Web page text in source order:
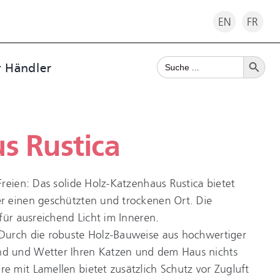
EN FR
Händler
Search
for:
Search Button
Rustica
Das solide Holz-Katzenhaus Rustica bietet
einen geschützten und trockenen Ort. Die
ausreichend Licht im Inneren.
die robuste Holz-Bauweise aus hochwertiger
und Wetter Ihren Katzen und dem Haus nichts
mit Lamellen bietet zusätzlich Schutz vor Zugluft